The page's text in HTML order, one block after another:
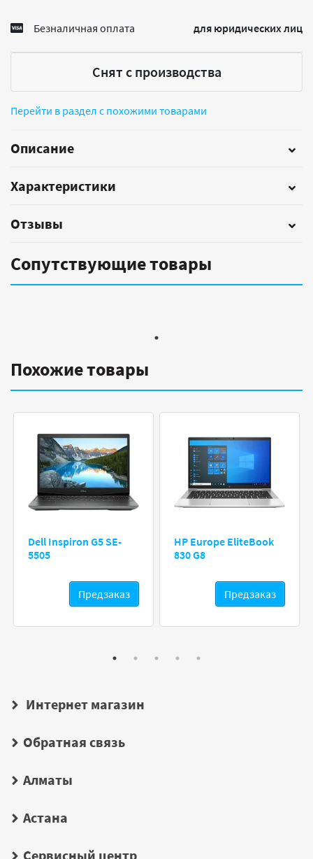
Безналичная оплата для юридических лиц
Снят с производства
Перейти в раздел с похожими товарами
Описание
Характеристики
Отзывы
Сопутствующие товары
Похожие товары
Dell Inspiron G5 SE-
5505
Предзаказ
HP Europe EliteBook
830 G8
Предзаказ
Интернет магазин
Обратная связь
Алматы
Астана
Сервисный центр